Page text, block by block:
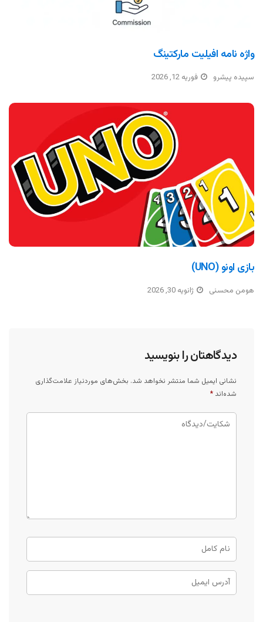
واژه نامه افیلیت مارکتینگ
سپیده پیشرو فوریه 12, 2026
بازی اونو (UNO)
هومن محسنی ژانویه 30, 2026
دیدگاهتان را بنویسید
نشانی ایمیل شما منتشر نخواهد شد. بخش‌های موردنیاز علامت‌گذاری
شده‌اند *